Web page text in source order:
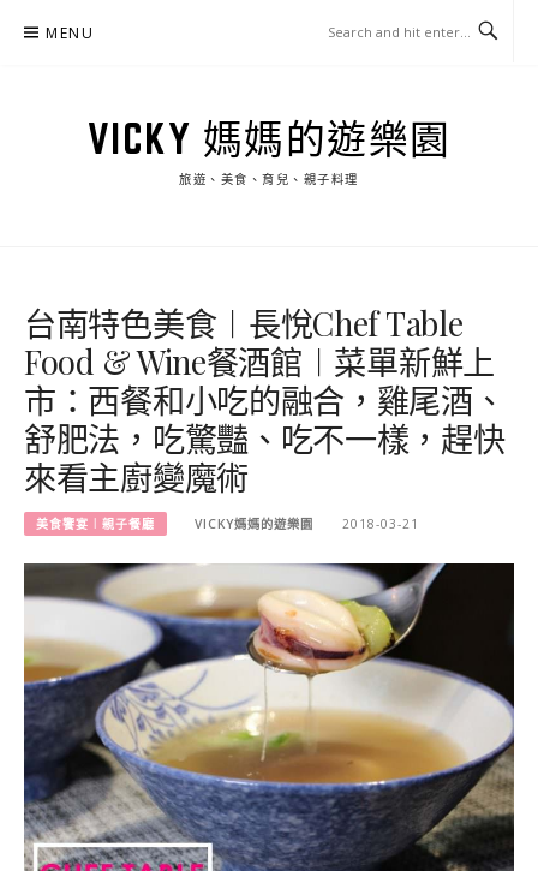
MENU
VICKY 媽媽的遊樂園
旅遊、美食、育兒、親子料理
台南特色美食︱長悅Chef Table
Food & Wine餐酒館︱菜單新鮮上
市：西餐和小吃的融合，雞尾酒、
舒肥法，吃驚豔、吃不一樣，趕快
來看主廚變魔術
美食饗宴︱親子餐廳 VICKY媽媽的遊樂園 2018-03-21